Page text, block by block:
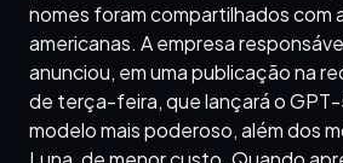
nomes foram compartilhados com
americanas. A empresa
anunciou, em uma publicação na
de terça-feira, que lançará o GPT-
modelo mais poderoso, além dos